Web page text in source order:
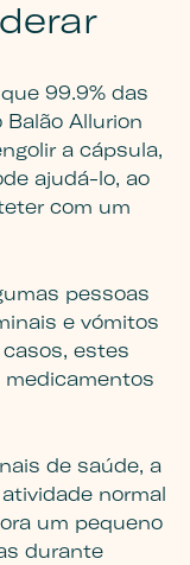
99.9% das
Allurion
a cápsula,
ajudá-lo, ao
com um
pessoas
e vómitos
estes
de saúde, a
normal
um pequeno
durante